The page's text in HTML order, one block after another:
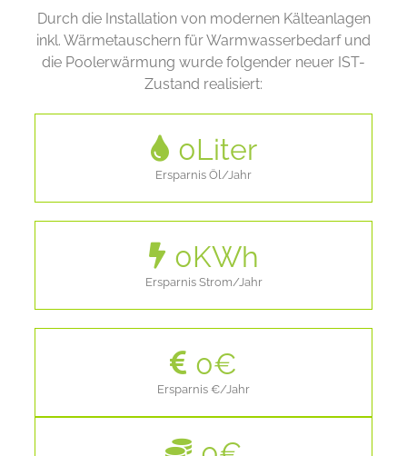
Durch die Installation von modernen Kälteanlagen
inkl. Wärmetauschern für Warmwasserbedarf und
die Poolerwärmung wurde folgender neuer IST-
Zustand realisiert:
0Liter
Ersparnis Öl/Jahr
0KWh
Ersparnis Strom/Jahr
0€
Ersparnis €/Jahr